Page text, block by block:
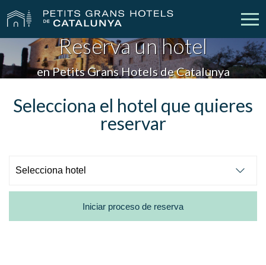
Nuestros Hoteles Escapadas
Bodas Empresas
Cheques Regalo Descubre Catalunya
Reserva un hotel
en Petits Grans Hotels de Catalunya
Selecciona el hotel que quieres
reservar
Iniciar proceso de reserva